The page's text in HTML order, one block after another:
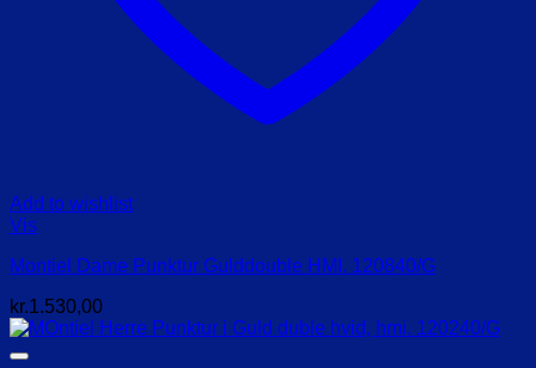
Add to wishlist
Vis
Montiel Dame Punktur Gulddouble HMI. 120840/G
kr.1.530,00